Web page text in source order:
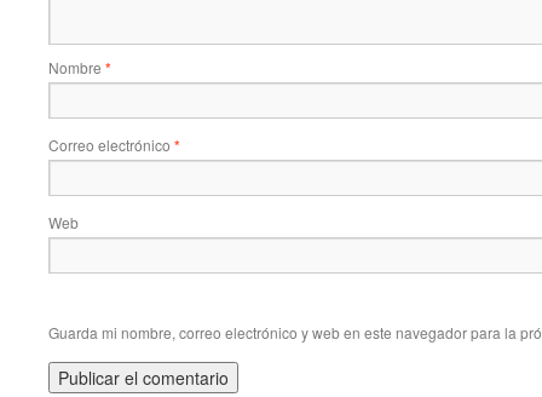
Nombre *
Correo electrónico *
Web
Guarda mi nombre, correo electrónico y web en este navegador para la